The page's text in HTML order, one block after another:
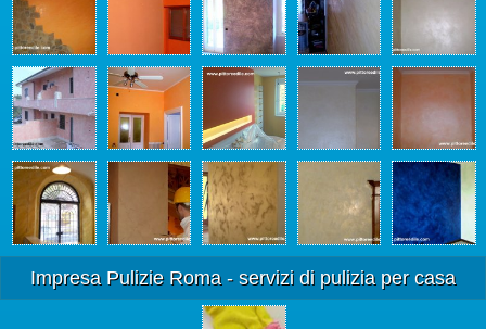
Impresa Pulizie Roma - servizi di pulizia per casa